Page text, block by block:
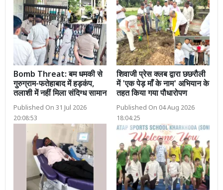
Bomb Threat: बम धमकी से
गुरुग्राम-फतेहाबाद में हड़कंप,
तलाशी में नहीं मिला संदिग्ध सामान
Published On 31 Jul 2026
20:08:53
शिवाजी प्रेस क्लब द्वारा छछरौली
में 'एक पेड़ माँ के नाम' अभियान के
तहत किया गया पौधारोपण
Published On 04 Aug 2026
18:04:25